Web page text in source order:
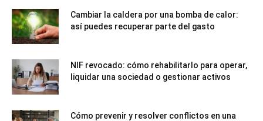
Cambiar la caldera por una bomba de calor:
así puedes recuperar parte del gasto
NIF revocado: cómo rehabilitarlo para operar,
liquidar una sociedad o gestionar activos
Cómo prevenir y resolver conflictos en una